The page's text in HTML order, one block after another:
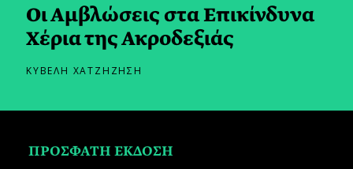
Οι Αμβλώσεις στα Επικίνδυνα
Χέρια της Ακροδεξιάς
ΚΥΒΕΛΗ ΧΑΤΖΗΖΗΣΗ
ΠΡΟΣΦΑΤΗ ΕΚΔΟΣΗ